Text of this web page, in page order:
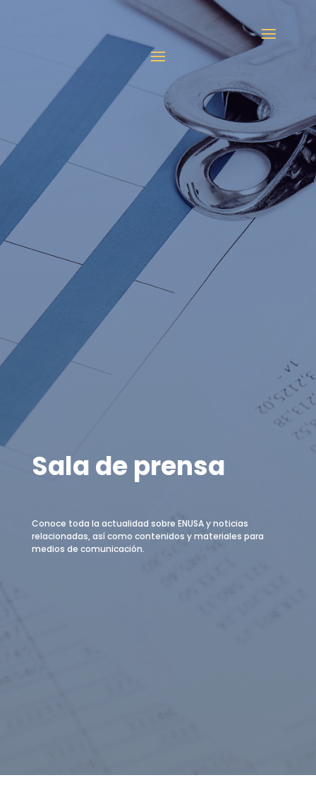
Sala de prensa
Conoce toda la actualidad sobre ENUSA y noticias
relacionadas, así como contenidos y materiales para
medios de comunicación.